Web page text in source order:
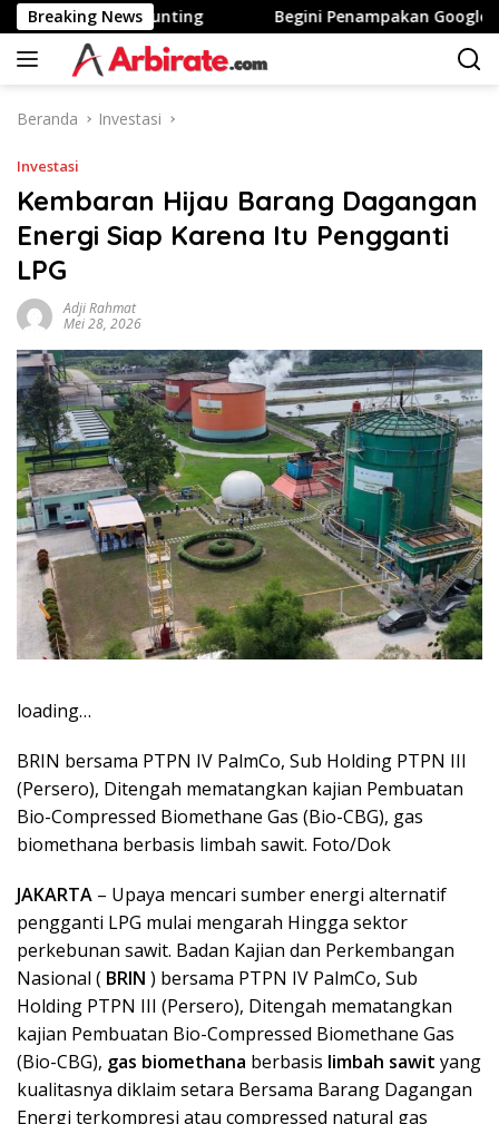
Langsung
ke
konten
Breaking News
Tinggi Stunting Begini Penampakan Googlebook
Beranda Investasi
Investasi
Kembaran Hijau Barang Dagangan
Energi Siap Karena Itu Pengganti
LPG
Adji Rahmat
Mei 28, 2026
loading…
BRIN bersama PTPN IV PalmCo, Sub Holding PTPN III
(Persero), Ditengah mematangkan kajian Pembuatan
Bio-Compressed Biomethane Gas (Bio-CBG), gas
biomethana berbasis limbah sawit. Foto/Dok
JAKARTA – Upaya mencari sumber energi alternatif
pengganti LPG mulai mengarah Hingga sektor
perkebunan sawit. Badan Kajian dan Perkembangan
Nasional ( BRIN ) bersama PTPN IV PalmCo, Sub
Holding PTPN III (Persero), Ditengah mematangkan
kajian Pembuatan Bio-Compressed Biomethane Gas
(Bio-CBG), gas biomethana berbasis limbah sawit yang
kualitasnya diklaim setara Bersama Barang Dagangan
Energi terkompresi atau compressed natural gas